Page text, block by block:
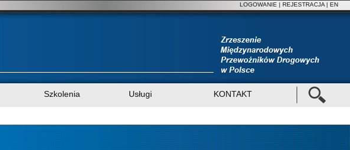
LOGOWANIE | REJESTRACJA | EN
Szkolenia Usługi KONTAKT